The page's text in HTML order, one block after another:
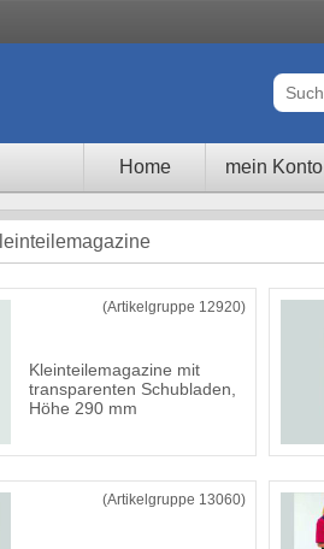
Home mein Konto
(Artikelgruppe 12920)
Kleinteilemagazine mit
transparenten Schubladen,
Höhe 290 mm
(Artikelgruppe 13060)